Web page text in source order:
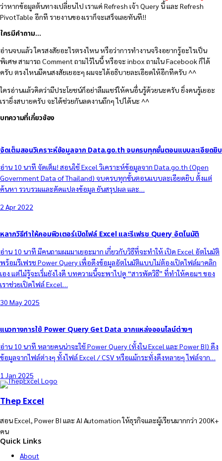
ว่าหากข้อมูลต้นทางเปลี่ยนไป เราแค่ Refresh เจ้า Query นี้ และ Refresh
PivotTable อีกที รายงานของเราก็จะเสร็จเลยทันที!!
ใครมีคำถาม…
อ่านจบแล้ว ใครสงสัยอะไรตรงไหน หรือว่าการทำงานจริงอยากรู้อะไรเป็น
พิเศษ สามารถ Comment ถามไว้ในนี้ หรือจะ inbox ถามใน Facebook ก็ได้
ครับ ตรงไหนมีคนสงสัยเยอะๆ ผมจะได้อธิบายละเอียดให้อีกทีครับ ^^
ใครอ่านแล้วคิดว่ามีประโยชน์ก็อย่าลืมแชร์ให้คนอื่นรู้ด้วยนะครับ ยิ่งคนรู้เยอะ
เรายิ่งสบายครับ จะได้ช่วยกันลดงานถึกๆ ไปได้นะ ^^
บทความที่เกี่ยวข้อง
จัดเต็มสอนวิเคราะห์ข้อมูลจาก Data.go.th จบครบทุกขั้นตอนแบบละเอียดยิบ
อ่าน 10 นาที จัดเต็ม! สอนใช้ Excel วิเคราะห์ข้อมูลจาก Data.go.th (Open
Government Data of Thailand) จบครบทุกขั้นตอนแบบละเอียดยิบ ตั้งแต่
หลากวิธีทำให้คอมพิวเตอร์เปิดไฟล์ Excel และรีเฟรช Query อัตโนมัติ
อ่าน 10 นาที มีคนถามผมมาเยอะมาก เกี่ยวกับวิธีที่จะทำให้ เปิด Excel อัตโนมัติ